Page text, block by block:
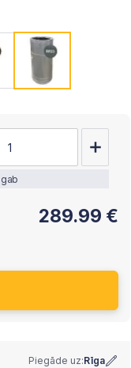
gab
289.99 €
Piegāde uz:Rīga